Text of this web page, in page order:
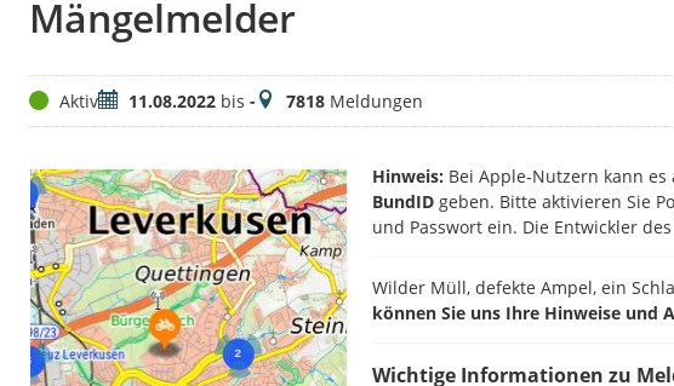
Mängelmelder
StatusAktivZeitraum
11.08.2022bis -Meldungen
7818Meldungen
Hinweis: Bei Apple-Nutzern kann es
BundID geben. Bitte aktivieren Sie
und Passwort ein. Die Entwickler
Wilder Müll, defekte Ampel, ein
können Sie uns Ihre Hinweise und
Wichtige Informationen zu